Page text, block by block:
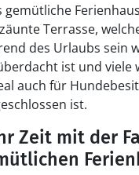
gemütliche
Terrasse,
des Urlaubs sein
ist und viele
auch für
ist.
Zeit mit der